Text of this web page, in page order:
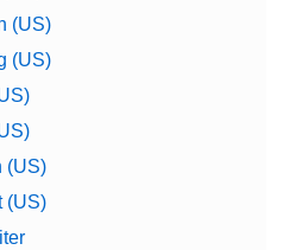
(US)
(US)
(US)
(US)